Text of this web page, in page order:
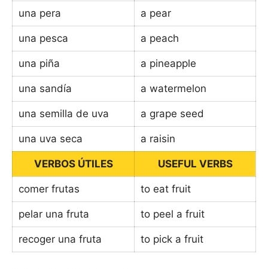
una pera a pear
una pesca a peach
una piña a pineapple
una sandía a watermelon
una semilla de uva a grape seed
una uva seca a raisin
VERBOS ÚTILES USEFUL VERBS
comer frutas to eat fruit
pelar una fruta to peel a fruit
recoger una fruta to pick a fruit